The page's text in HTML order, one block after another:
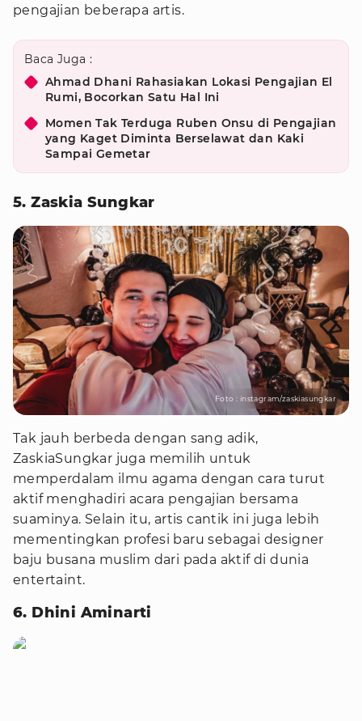
pengajian beberapa artis.
Baca Juga :
Ahmad Dhani Rahasiakan Lokasi Pengajian El
Rumi, Bocorkan Satu Hal Ini
Momen Tak Terduga Ruben Onsu di Pengajian
yang Kaget Diminta Berselawat dan Kaki
Sampai Gemetar
5. Zaskia Sungkar
Foto : instagram/zaskiasungkar
Tak jauh berbeda dengan sang adik,
ZaskiaSungkar juga memilih untuk
memperdalam ilmu agama dengan cara turut
aktif menghadiri acara pengajian bersama
suaminya. Selain itu, artis cantik ini juga lebih
mementingkan profesi baru sebagai designer
baju busana muslim dari pada aktif di dunia
entertaint.
6. Dhini Aminarti